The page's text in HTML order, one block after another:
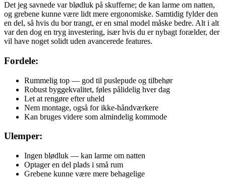
Det jeg savnede var blødluk på skufferne; de kan larme om natten,
og grebene kunne være lidt mere ergonomiske. Samtidig fylder den
en del, så hvis du bor trangt, er en smal model måske bedre. Alt i alt
var den dog en tryg investering, især hvis du er nybagt forælder, der
vil have noget solidt uden avancerede features.
Fordele:
Rummelig top — god til puslepude og tilbehør
Robust byggekvalitet, føles pålidelig hver dag
Let at rengøre efter uheld
Nem montage, også for ikke-håndværkere
Kan bruges videre som almindelig kommode
Ulemper:
Ingen blødluk — kan larme om natten
Optager en del plads i små rum
Grebene kunne være mere behagelige